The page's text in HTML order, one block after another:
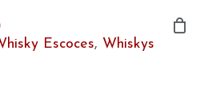
Escoces, Whiskys